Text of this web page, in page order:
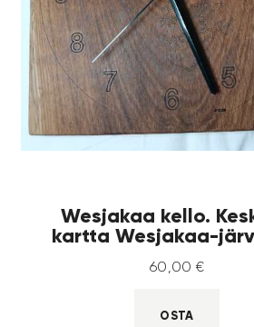
Wesjakaa kello.
kartta Wesjakaa-
60 00 €
OSTA